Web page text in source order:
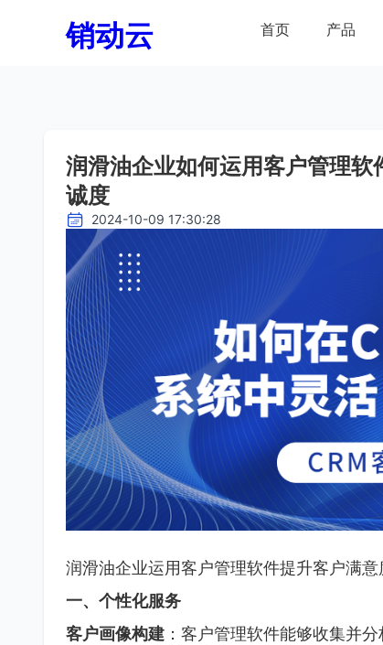
销动云 首页 产品
润滑油企业如何运用客户管理软
诚度
2024-10-09 17:30:28
润滑油企业运用客户管理软件提升客户满
一、个性化服务
客户画像构建 ：客户管理软件能够收集并